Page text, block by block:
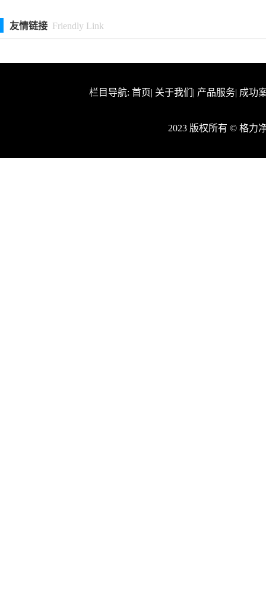
友情链接 Friendly Link
栏目导航: 首页| 关于我们 | 产品服务| 成功
2023 版权所有 © 格力